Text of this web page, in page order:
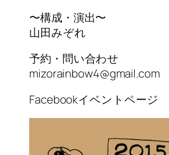
〜構成・演出〜
山田みぞれ
予約・問い合わせ
mizorainbow4@gmail.com
Facebookイベントページ